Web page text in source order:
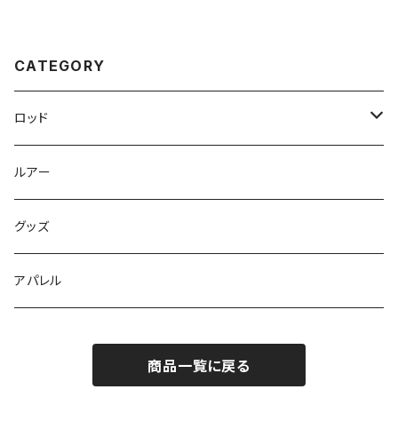
CATEGORY
ロッド
Dear Monster
Dear Monster GIGAS
Dear Monster Option Parts
ルアー
グッズ
アパレル
商品一覧に戻る